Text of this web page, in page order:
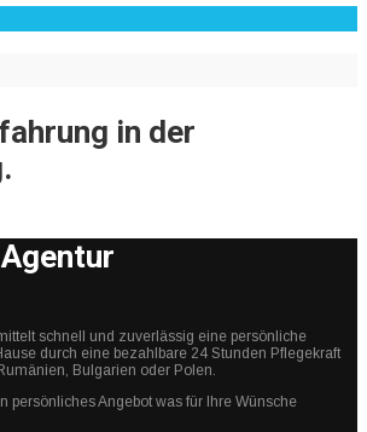
in der
schnell und zuverlässig eine persönliche
durch eine bezahlbare 24 Stunden Pflegekraft
Bulgarien oder Polen.
persönliches Angebot was für Ihre Wünsche